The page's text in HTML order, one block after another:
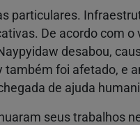
particulares.
De acordo com
desabou,
também foi afetado, e
de ajuda
seus trabalhos